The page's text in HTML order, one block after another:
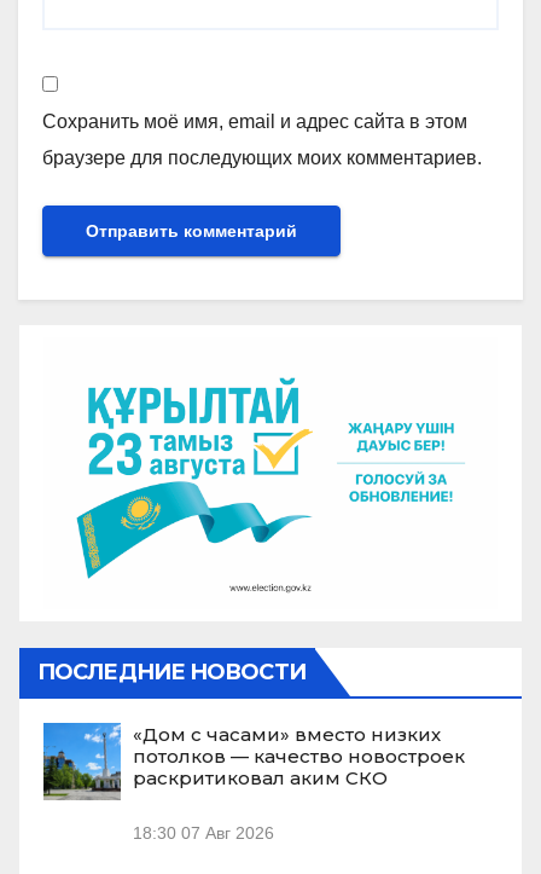
Сохранить моё имя, email и адрес сайта в этом
браузере для последующих моих комментариев.
ПОСЛЕДНИЕ НОВОСТИ
«Дом с часами» вместо низких
потолков — качество новостроек
раскритиковал аким СКО
18:30 07 Авг 2026